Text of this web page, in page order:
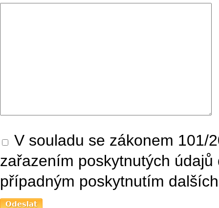
V souladu se zákonem 101/
zařazením poskytnutých
případným poskytnutím